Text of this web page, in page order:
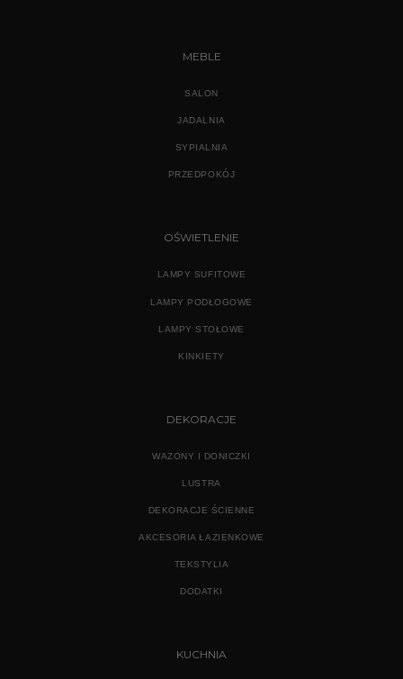
MEBLE
SALON
JADALNIA
SYPIALNIA
PRZEDPOKÓJ
OŚWIETLENIE
LAMPY SUFITOWE
LAMPY PODŁOGOWE
LAMPY STOŁOWE
KINKIETY
DEKORACJE
WAZONY I DONICZKI
LUSTRA
DEKORACJE ŚCIENNE
AKCESORIA ŁAZIENKOWE
TEKSTYLIA
DODATKI
KUCHNIA